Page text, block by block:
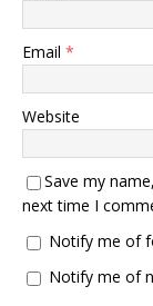
Email *
Website
Save my
next time I
Notify me of
Notify me of